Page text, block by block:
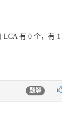
LCA 有 0个，有 1
题解